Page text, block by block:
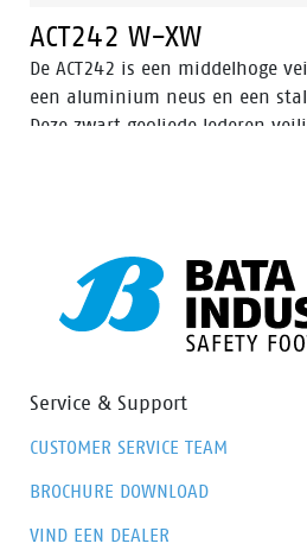
ACT242 W-XW
De ACT242 is een middelhoge
een aluminium neus en een
Deze zwart geoliede lederen
en een PU/PU-zool en een
Comfort®. De ACT242 valt in de
veiligheidscategorie. Odor
Service & Support
CUSTOMER SERVICE TEAM
BROCHURE DOWNLOAD
VIND EEN DEALER